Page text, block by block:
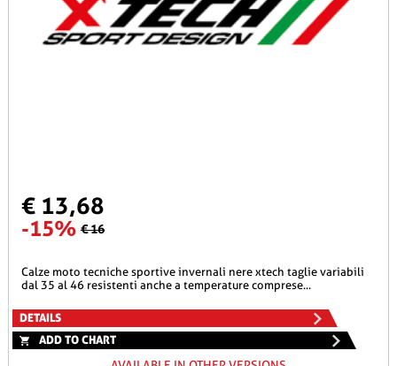
€ 13,68
-15% € 16
calze moto tecniche sportive invernali nere xtech taglie variabili
dal 35 al 46 resistenti anche a temperature comprese...
DETAILS
ADD TO CHART